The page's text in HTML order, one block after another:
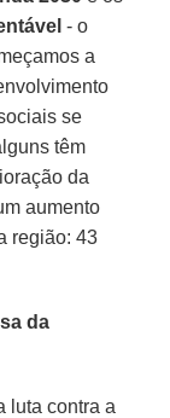
- o
a
se
têm
da
aumento
região: 43
da
luta contra a